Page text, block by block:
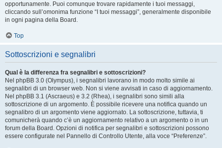
opportunamente. Puoi comunque trovare rapidamente i tuoi messaggi,
cliccando sull’omonima funzione “I tuoi messaggi”, generalmente disponibile
in ogni pagina della Board.
Top
Sottoscrizioni e segnalibri
Qual è la differenza fra segnalibri e sottoscrizioni?
Nel phpBB 3.0 (Olympus), i segnalibri lavorano in modo molto simile ai
segnalibri di un browser web. Non si viene avvisati in caso di aggiornamento.
Nel phpBB 3.1 (Ascraeus) e 3.2 (Rhea), i segnalibri sono simili alla
sottoscrizione di un argomento. È possibile ricevere una notifica quando un
segnalibro di un argomento viene aggiornato. La sottoscrizione, tuttavia, ti
comunicherà quando c’è un aggiornamento relativo a un argomento o in un
forum della Board. Opzioni di notifica per segnalibri e sottoscrizioni possono
essere configurate nel Pannello di Controllo Utente, alla voce “Preferenze”.